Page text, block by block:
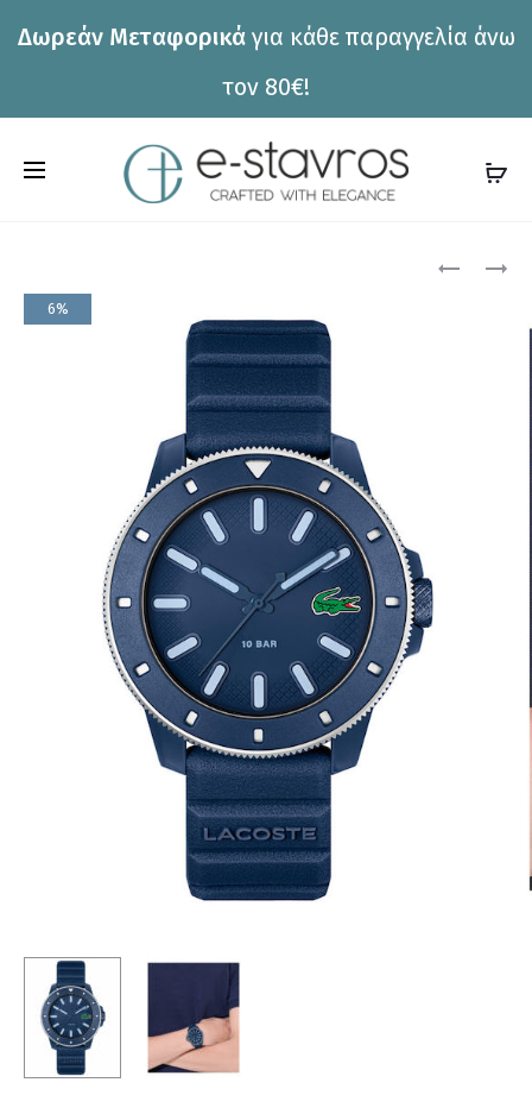
Δωρεάν Μεταφορικάγια κάθε παραγγελία άνω
τον 80€!
6%